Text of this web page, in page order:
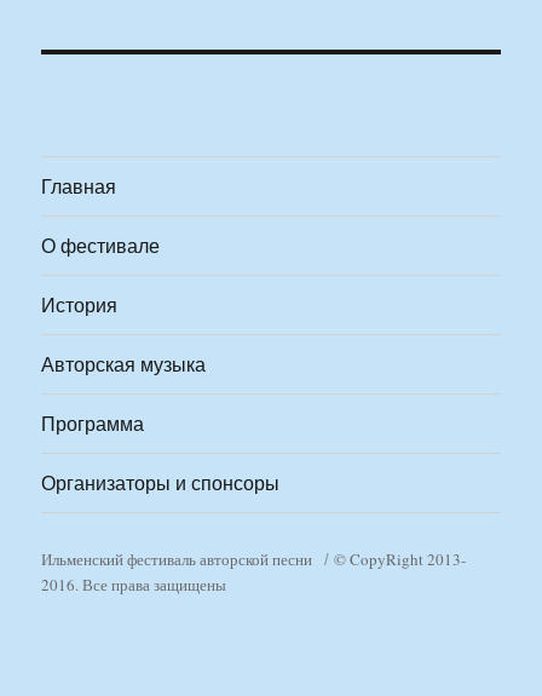
Главная
О фестивале
История
Авторская музыка
Программа
Организаторы и спонсоры
Ильменский фестиваль авторской песни
© CopyRight 2013-
2016. Все права защищены